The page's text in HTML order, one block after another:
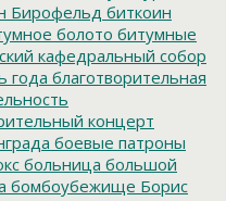
Бирофельд биткоин
болото битумные
кафедральный собор
года благотворительная
концерт
боевые патроны
больница большой
бомбоубежище Борис